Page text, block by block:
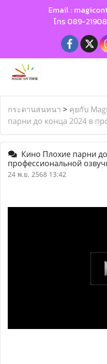
Email :
โทร 089-
กระดานสนทนา > คุยกับ
парни до конца 2024 в
Кино Плохие парни
профессиональной
24 พ.ย. 2568 13:42